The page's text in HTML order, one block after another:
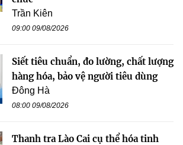
Trần Kiên
09:00 09/08/2026
Siết tiêu chuẩn, đo lường, chất lượng
hàng hóa, bảo vệ người tiêu dùng
Đông Hà
08:00 09/08/2026
Thanh tra Lào Cai cụ thể hóa tinh